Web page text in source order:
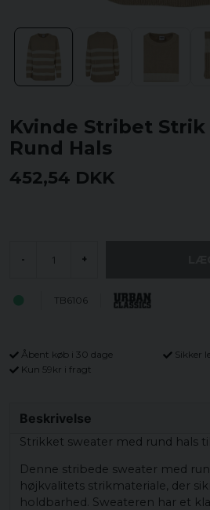
Kvinde Stribet Strik
Rund Hals
452,54 DKK
- +
TB6106
Åbent køb i 30 dage
Sikker
Kun 59kr i fragt
Beskrivelse
Strikket sweater med rund hals
Denne stribede sweater med
højkvalitets strikmateriale, der
holdbarhed. Sweateren har et